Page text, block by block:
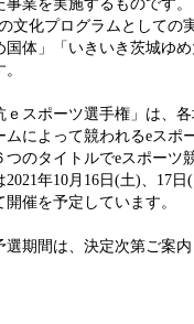
事業を実施するものです
文化プログラムとしての
国体」「いきいき茨城ゆ
ｅスポーツ選手権」は、
ムによって競われるeスポ
のタイトルでeスポーツ
年10月16日(土)、17
催を予定しています。
選期間は、決定次第ご案